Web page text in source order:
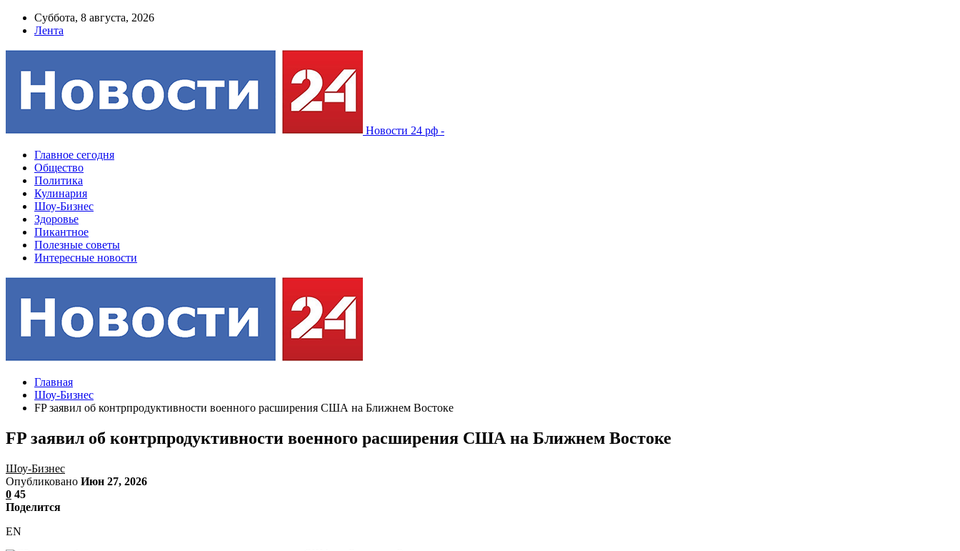
Суббота, 8 августа, 2026
Лента
Новости 24 рф -
Главное сегодня
Общество
Политика
Кулинария
Шоу-Бизнес
Здоровье
Пикантное
Полезные советы
Интересные новости
Главная
Шоу-Бизнес
FP заявил об контрпродуктивности военного расширения США на Ближнем Востоке
FP заявил об контрпродуктивности военного расширения США на Ближнем Востоке
Шоу-Бизнес
Опубликовано Июн 27, 2026
0 45
Поделится
EN